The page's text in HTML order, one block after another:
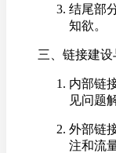
结尾部
知欲。
三、链接建
内部链
见问题
外部链
注和流